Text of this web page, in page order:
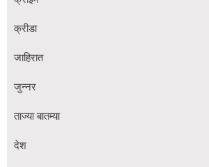
क्रीडा
जाहिरात
जुन्नर
ताज्या बातम्या
देश